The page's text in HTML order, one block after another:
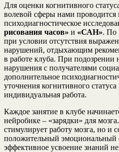
Для оценки когнитивного
волевой сферы нами проводится
психодиагностическое
рисования часов» и «САН». По
при условии отсутствия
нарушений, отдыхающим
в работе клуба. При подозрении
нарушения с получателями
дополнительное
уточнения когнитивного
индивидуальная работа.
Каждое занятие в клубе
нейробике – «зарядки» для
стимулирует работу мозга, но и
положительный эмоциональный
эффективное усвоение знаний